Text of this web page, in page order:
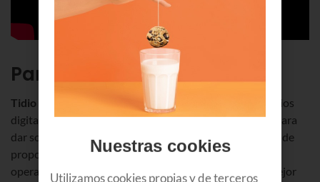
Para qué sirve Tidio
Tidio se utiliza principalmente en tiendas
y negocios
digitales porque destaca como una eficaz herramienta para
dar soporte y mejorar la experiencia del cliente, además de
proporcionar herramientas de análisis y gestión de
operaciones para controlar el rendimiento y conocer mejor
Nuestras cookies
Utilizamos cookies propias y de terceros